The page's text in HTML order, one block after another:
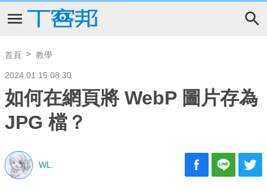
首頁 教學
2024.01.15 08:30
如何在網頁將 WebP 圖片存為
JPG 檔？
WL.